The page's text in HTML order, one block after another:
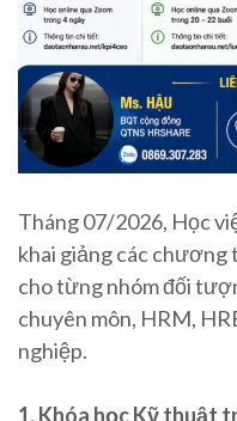
Tháng 07/2026, Học
khai giảng các chương
cho từng nhóm đối
chuyên môn, HRM,
nghiệp.
1. Khóa học Kỹ thuật